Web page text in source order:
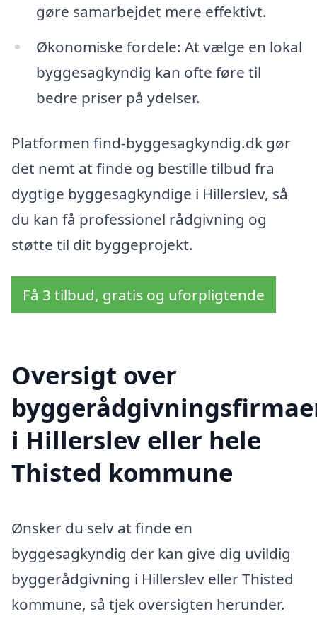
gøre samarbejdet mere effektivt.
Økonomiske fordele: At vælge en lokal
byggesagkyndig kan ofte føre til
bedre priser på ydelser.
Platformen find-byggesagkyndig.dk gør
det nemt at finde og bestille tilbud fra
dygtige byggesagkyndige i Hillerslev, så
du kan få professionel rådgivning og
støtte til dit byggeprojekt.
Få 3 tilbud, gratis og uforpligtende
Oversigt over
i Hillerslev eller hele
Thisted kommune
Ønsker du selv at finde en
byggesagkyndig der kan give dig uvildig
byggerådgivning i Hillerslev eller Thisted
kommune, så tjek oversigten herunder.